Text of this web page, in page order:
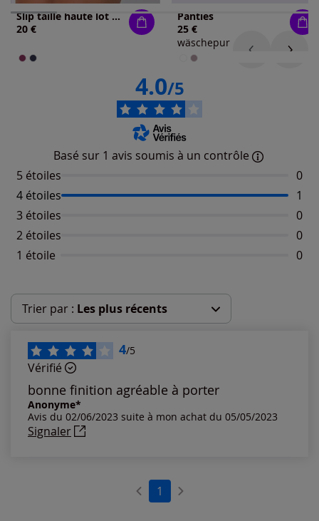
Slip taille haute lot de (3 pièces)
20 €
Panties
25 €
wäschepur
4.0/5
Basé sur 1 avis soumis à un contrôle
5 étoiles
0
4 étoiles
1
3 étoiles
0
2 étoiles
0
1 étoile
0
Trier par : Les plus récents
Les plus récents
Les plus anciens
Notes les plus élevées
4/5
Vérifié
bonne finition agréable à porter
Anonyme*
Avis du 02/06/2023 suite à mon achat du 05/05/2023
Signaler
1